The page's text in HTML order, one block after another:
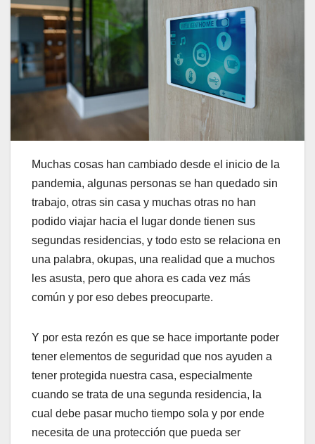
Muchas cosas han cambiado desde el inicio de la
pandemia, algunas personas se han quedado sin
trabajo, otras sin casa y muchas otras no han
podido viajar hacia el lugar donde tienen sus
segundas residencias, y todo esto se relaciona en
una palabra, okupas, una realidad que a muchos
les asusta, pero que ahora es cada vez más
común y por eso debes preocuparte.
Y por esta rezón es que se hace importante poder
tener elementos de seguridad que nos ayuden a
tener protegida nuestra casa, especialmente
cuando se trata de una segunda residencia, la
cual debe pasar mucho tiempo sola y por ende
necesita de una protección que pueda ser